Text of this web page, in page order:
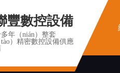
豐數控設備
年（nián）整套
tào）精密數控設備供應